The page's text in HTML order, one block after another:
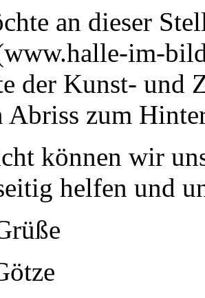
an dieser
im-
der Kunst- und
Abriss zum
können wir
helfen und